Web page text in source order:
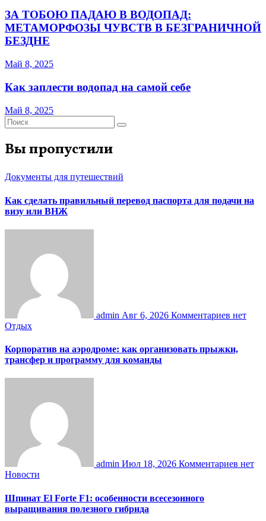
ЗА ТОБОЮ ПАДАЮ В ВОДОПАД:
МЕТАМОРФОЗЫ ЧУВСТВ В БЕЗГРАНИЧНОЙ
БЕЗДНЕ
Май 8, 2025
Как заплести водопад на самой себе
Май 8, 2025
Вы пропустили
Документы для путешествий
Как сделать правильный перевод паспорта для подачи на
визу или ВНЖ
admin Авг 6, 2026 Комментариев нет
Отдых
Корпоратив на аэродроме: как организовать прыжки,
трансфер и программу для команды
admin Июл 18, 2026 Комментариев нет
Новости
Шпинат El Forte F1: особенности всесезонного
выращивания полезного гибрида